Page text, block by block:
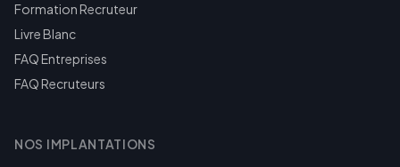
Formation Recruteur
Livre Blanc
FAQ Entreprises
FAQ Recruteurs
NOS IMPLANTATIONS